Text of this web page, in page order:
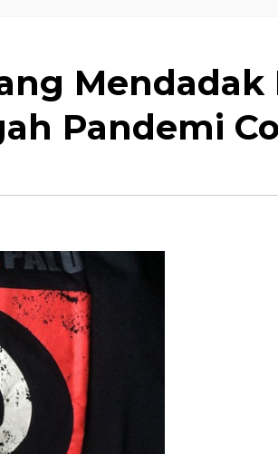
Mendadak
Pandemi